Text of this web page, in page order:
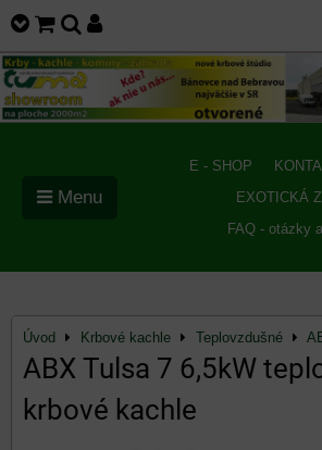
E - SHOP
EXOTICKÁ
FAQ - otázky
Menu
Úvod Krbové kachle Teplovzdušné
ABX Tulsa 7 6,5kW
krbové kachle